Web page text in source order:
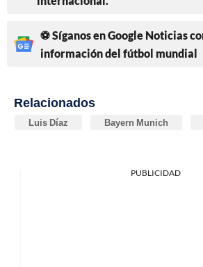
⚽ Síganos en Google Noticias
información del fútbol mundial
Relacionados
Luis Díaz Bayern Munich
PUBLICIDAD